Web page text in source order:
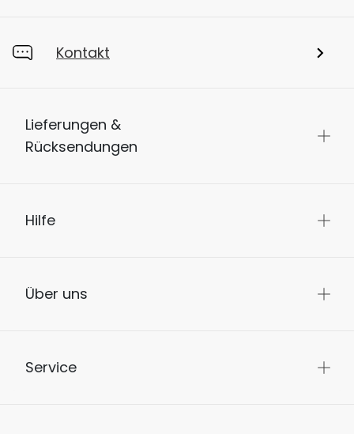
Kontakt
Lieferungen &
Rücksendungen
Hilfe
Über uns
Service